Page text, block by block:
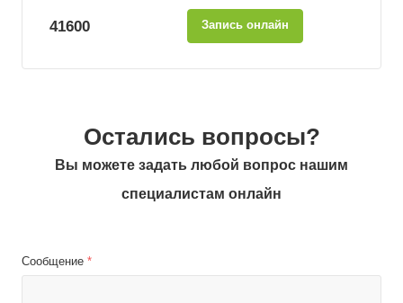
41600 Запись онлайн
Остались вопросы?
Вы можете задать любой вопрос нашим
специалистам онлайн
Сообщение *